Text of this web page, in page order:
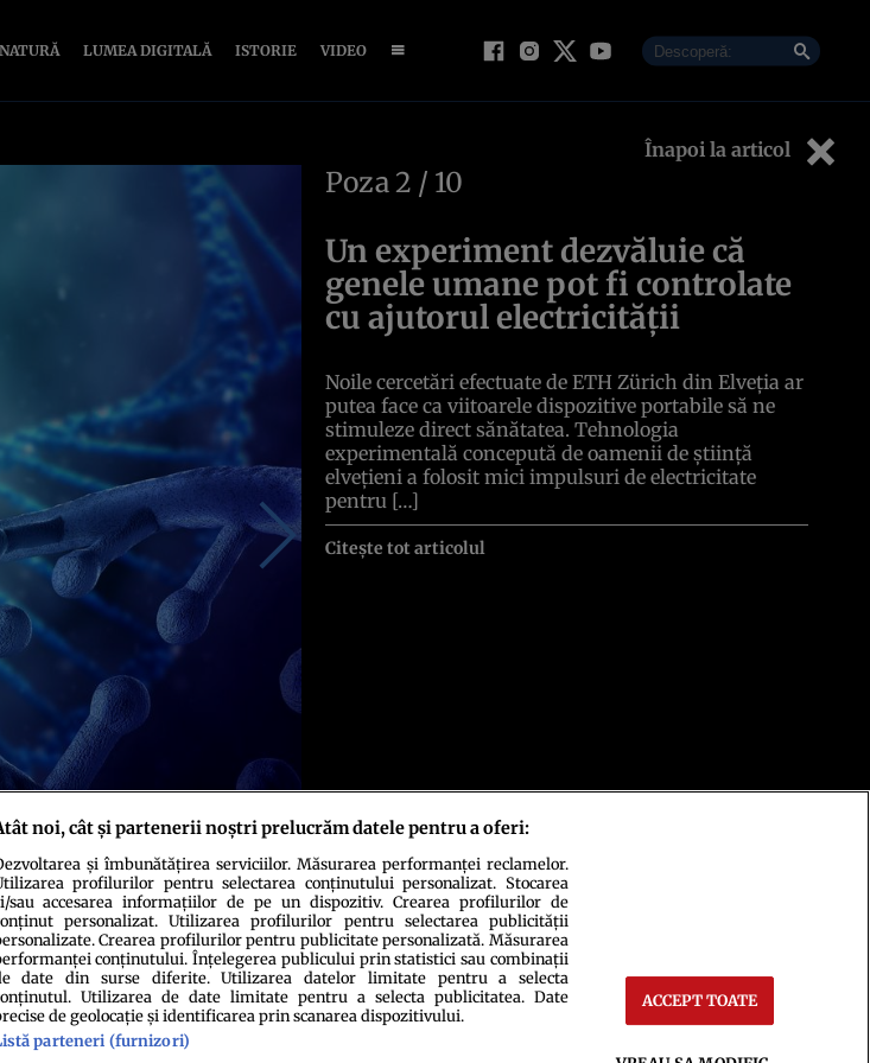
NATURĂ LUMEA DIGITALĂ ISTORIE VIDEO
Înapoi la articol
Poza2 / 10
Un experiment dezvăluie că
genele umane pot fi controlate
cu ajutorul electricității
Noile cercetări efectuate de ETH Zürich din Elveția ar
putea face ca viitoarele dispozitive portabile să ne
stimuleze direct sănătatea. Tehnologia
experimentală concepută de oamenii de știință
elvețieni a folosit mici impulsuri de electricitate
pentru […]
Citește tot articolul
Termeni şi condiţiiEchipa redacțională
noi, cât și partenerii noștri prelucrăm datele pentru a oferi:
și îmbunătățirea serviciilor. Măsurarea performanței reclamelor.
profilurilor pentru selectarea conținutului personalizat. Stocarea
sau accesarea informațiilor de pe un dispozitiv. Crearea profilurilor de
personalizat. Utilizarea profilurilor pentru selectarea publicității
Crearea profilurilor pentru publicitate personalizată. Măsurarea
conținutului. Înțelegerea publicului prin statistici sau combinații
date din surse diferite. Utilizarea datelor limitate pentru a selecta
Utilizarea de date limitate pentru a selecta publicitatea. Date
de geolocație și identificarea prin scanarea dispozitivului.
parteneri (furnizori)
ACCEPT TOATE